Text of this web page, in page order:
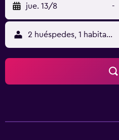
jue. 13/8 -
2 huéspedes, 1 habitación